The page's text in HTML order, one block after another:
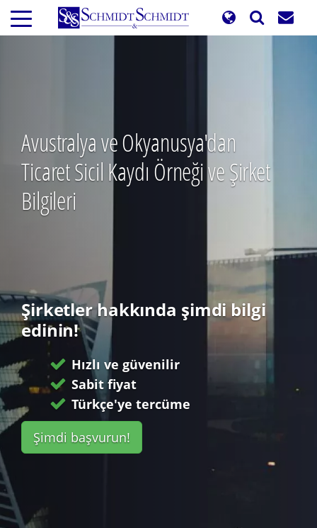
Ana
içeriğe
atla
Avustralya ve Okyanusya'dan
Ticaret Sicil Kaydı Örneği ve Şirket
Bilgileri
Şirketler hakkında şimdi bilgi
edinin!
Hızlı ve güvenilir
Sabit fiyat
Türkçe'ye tercüme
Şimdi başvurun!